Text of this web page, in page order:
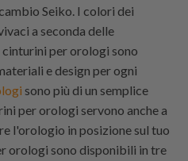
Seiko. I colori dei
a seconda delle
per orologi sono
e design per ogni
sono più di un semplice
per orologi servono anche a
l'orologio in posizione sul tuo
orologi sono disponibili in tre